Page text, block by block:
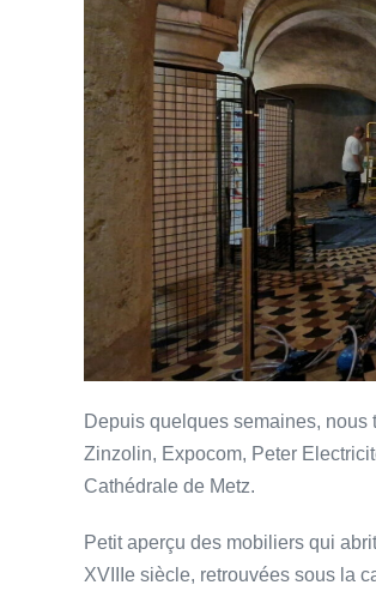
Depuis quelques semaines,
Zinzolin, Expocom, Peter
Cathédrale de Metz.
Petit aperçu des mobiliers qui
XVIIIe siècle, retrouvées sous la